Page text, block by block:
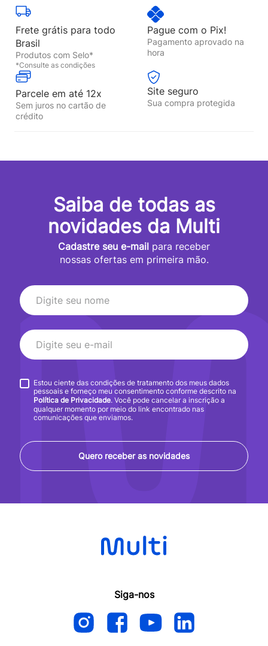
Frete grátis para todo
Brasil
Produtos com Selo*
*Consulte as condições
Pague com o Pix!
Pagamento aprovado na
hora
Parcele em até 12x
Sem juros no cartão de
crédito
Site seguro
Sua compra protegida
Saiba de todas as
novidades da Multi
Cadastre seu e-mail para receber
nossas ofertas em primeira mão.
Quero receber as novidades
Estou ciente das condições de tratamento dos meus dados
pessoais e forneço meu consentimento conforme descrito na
Política de Privacidade. Você pode cancelar a inscrição a
qualquer momento por meio do link encontrado nas
comunicações que enviamos.
Siga-nos